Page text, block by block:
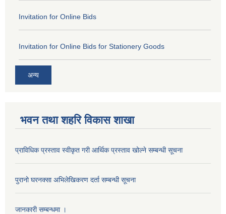
Invitation for Online Bids
Invitation for Online Bids for Stationery Goods
अन्य
भवन तथा शहरि विकास शाखा
प्राविधिक प्रस्ताव स्वीकृत गरी आर्थिक प्रस्ताव खोल्ने सम्बन्धी सूचना
पुरानो घरनक्सा अभिलेखिकरण दर्ता सम्बन्धी सूचना
जानकारी सम्बन्धमा ।